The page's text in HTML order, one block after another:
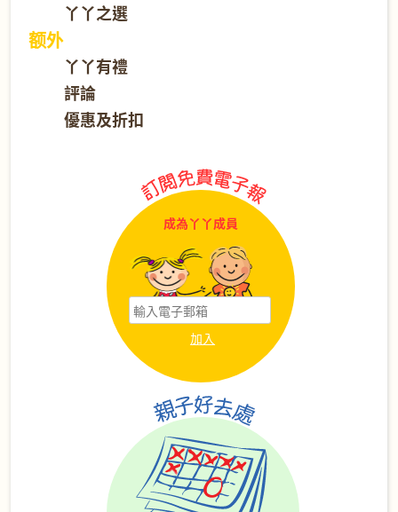
丫丫之選
额外
丫丫有禮
評論
優惠及折扣
成為丫丫成員